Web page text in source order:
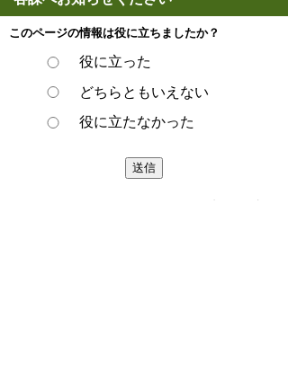
このページの情報は役に立ちましたか？
役に立った
どちらともいえない
役に立たなかった